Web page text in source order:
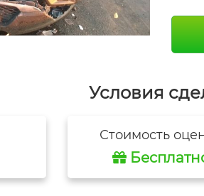
Условия
Стоимость